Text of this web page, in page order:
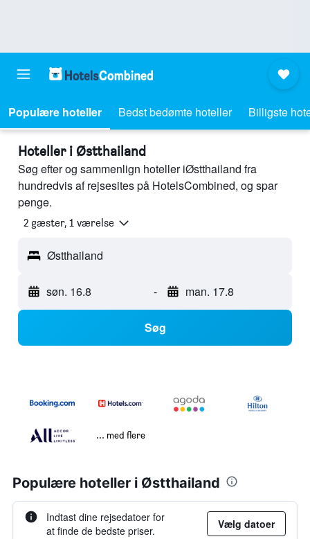
Populære hoteller Bedst bedømte hoteller Billigste
Hoteller i Østthailand
Søg efter og sammenlign hoteller iØstthailand fra
hundredvis af rejsesites på HotelsCombined, og spar
penge.
2 gæster, 1 værelse
Østthailand
søn. 16.8 - man. 17.8
Søg
... med flere
Populære hoteller i Østthailand
Indtast dine rejsedatoer for
at finde de bedste priser.
Vælg datoer